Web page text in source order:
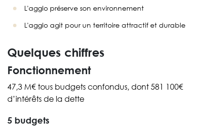
L'agglo préserve son environnement
L'agglo agit pour un territoire attractif et durable
Quelques chiffres
Fonctionnement
47,3 M€ tous budgets confondus, dont 581 100€
d’intérêts de la dette
5 budgets